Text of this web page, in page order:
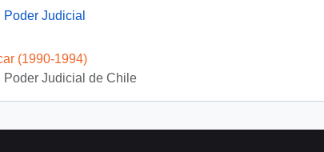
Judicial
(1990-1994)
Judicial de Chile